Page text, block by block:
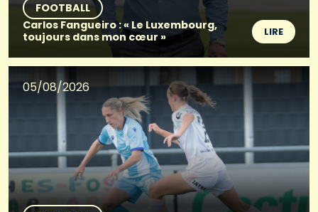
FOOTBALL
Carlos Fangueiro : « Le Luxembourg,
toujours dans mon cœur »
LIRE
05/08/2026